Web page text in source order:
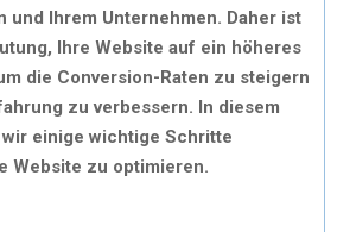
und Ihrem Unternehmen. Daher ist
Ihre Website auf ein höheres
die Conversion-Raten zu steigern
zu verbessern. In diesem
einige wichtige Schritte
Website zu optimieren.